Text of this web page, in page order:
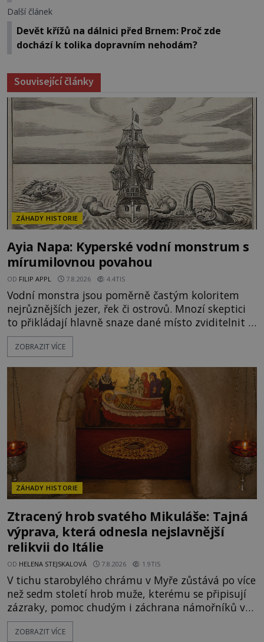
Další článek
Devět křížů na dálnici před Brnem: Proč zde
dochází k tolika dopravním nehodám?
Související články
ZÁHADY HISTORIE
Ayia Napa: Kyperské vodní monstrum s
mírumilovnou povahou
OD FILIP APPL 7.8.2026 4.4TIS
Vodní monstra jsou poměrně častým koloritem
nejrůznějších jezer, řek či ostrovů. Mnozí skeptici
to přikládají hlavně snaze dané místo zviditelnit a
přitáhnout k němu pozornost záhadám
nakloněných turistů. Je to také případ kyperského
legendami o něm ukrývat nějaký pravdivý základ?
V blízkosti Mysu Greco, jak se přez
ZOBRAZIT VÍCE
ZÁHADY HISTORIE
Ztracený hrob svatého Mikuláše: Tajná
výprava, která odnesla nejslavnější
relikvii do Itálie
OD HELENA STEJSKALOVÁ 7.8.2026 1.9TIS
V tichu starobylého chrámu v Myře zůstává po více
než sedm století hrob muže, kterému se připisují
zázraky, pomoc chudým i záchrana námořníků v
bouřích. Pak ale přichází rok 1087 a klidné místo
se mění v dějiště podivné noční výpravy. Skupina
ZOBRAZIT VÍCE